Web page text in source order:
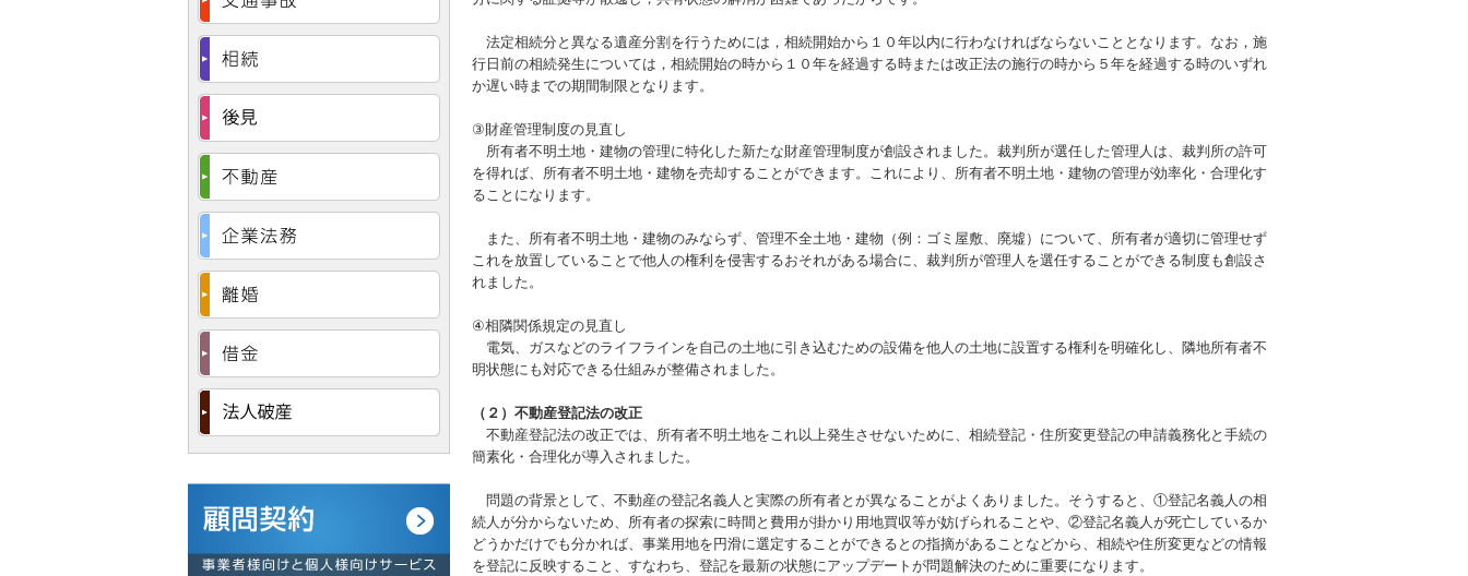
法定相続分と異なる遺産分割を行うためには，相続開始から１０年以内に行わなければならないこととなります。なお，施
行日前の相続発生については，相続開始の時から１０年を経過する時または改正法の施行の時から５年を経過する時のいずれ
か遅い時までの期間制限となります。
③財産管理制度の見直し
所有者不明土地・建物の管理に特化した新たな財産管理制度が創設されました。裁判所が選任した管理人は、裁判所の許可
を得れば、所有者不明土地・建物を売却することができます。これにより、所有者不明土地・建物の管理が効率化・合理化す
ることになります。
また、所有者不明土地・建物のみならず、管理不全土地・建物（例：ゴミ屋敷、廃墟）について、所有者が適切に管理せず
これを放置していることで他人の権利を侵害するおそれがある場合に、裁判所が管理人を選任することができる制度も創設さ
れました。
④相隣関係規定の見直し
電気、ガスなどのライフラインを自己の土地に引き込むための設備を他人の土地に設置する権利を明確化し、隣地所有者不
明状態にも対応できる仕組みが整備されました。
（２）不動産登記法の改正
不動産登記法の改正では、所有者不明土地をこれ以上発生させないために、相続登記・住所変更登記の申請義務化と手続の
簡素化・合理化が導入されました。
問題の背景として、不動産の登記名義人と実際の所有者とが異なることがよくありました。そうすると、①登記名義人の相
続人が分からないため、所有者の探索に時間と費用が掛かり用地買収等が妨げられることや、②登記名義人が死亡しているか
どうかだけでも分かれば、事業用地を円滑に選定することができるとの指摘があることなどから、相続や住所変更などの情報
を登記に反映すること、すなわち、登記を最新の状態にアップデートが問題解決のために重要になります。